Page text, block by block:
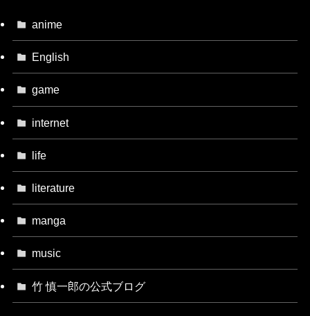
anime
English
game
internet
life
literature
manga
music
竹 慎一郎の公式ブログ